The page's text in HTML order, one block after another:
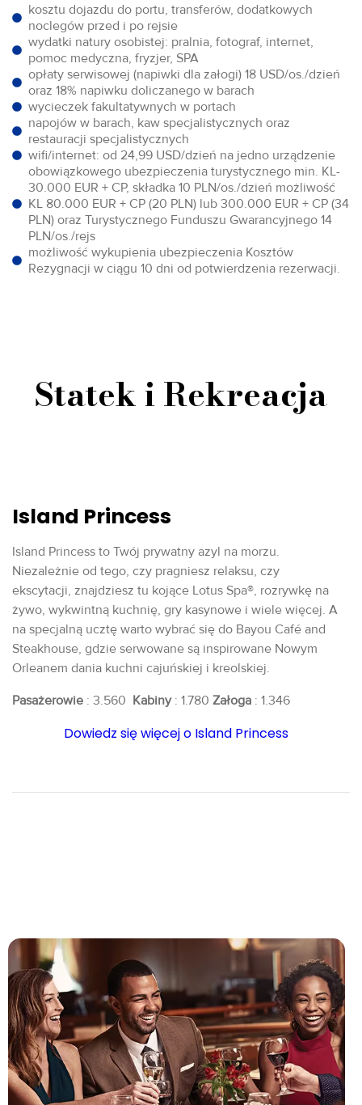
kosztu dojazdu do portu, transferów, dodatkowych
noclegów przed i po rejsie
wydatki natury osobistej: pralnia, fotograf, internet,
pomoc medyczna, fryzjer, SPA
opłaty serwisowej (napiwki dla załogi) 18 USD/os./dzień
oraz 18% napiwku doliczanego w barach
wycieczek fakultatywnych w portach
napojów w barach, kaw specjalistycznych oraz
restauracji specjalistycznych
wifi/internet: od 24,99 USD/dzień na jedno urządzenie
obowiązkowego ubezpieczenia turystycznego min. KL-
30.000 EUR + CP, składka 10 PLN/os./dzień możliwość
KL 80.000 EUR + CP (20 PLN) lub 300.000 EUR + CP (34
PLN) oraz Turystycznego Funduszu Gwarancyjnego 14
PLN/os./rejs
możliwość wykupienia ubezpieczenia Kosztów
Rezygnacji w ciągu 10 dni od potwierdzenia rezerwacji.
Statek i Rekreacja
Island Princess
Island Princess to Twój prywatny azyl na morzu.
Niezależnie od tego, czy pragniesz relaksu, czy
ekscytacji, znajdziesz tu kojące Lotus Spa®, rozrywkę na
żywo, wykwintną kuchnię, gry kasynowe i wiele więcej. A
na specjalną ucztę warto wybrać się do Bayou Café and
Steakhouse, gdzie serwowane są inspirowane Nowym
Orleanem dania kuchni cajuńskiej i kreolskiej.
Pasażerowie : 3.560 Kabiny: 1.780 Załoga : 1.346
Dowiedz się więcej o Island Princess